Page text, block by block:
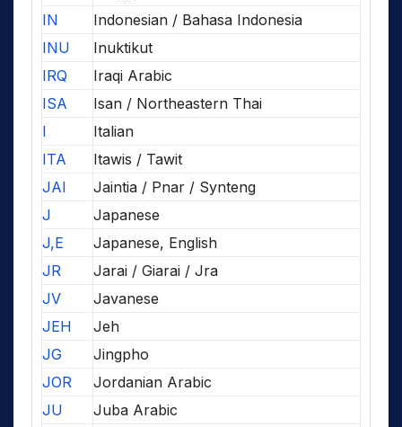
IN
Indonesian / Bahasa Indonesia
INU
Inuktikut
IRQ
Iraqi Arabic
ISA
Isan / Northeastern Thai
I
Italian
ITA
Itawis / Tawit
JAI
Jaintia / Pnar / Synteng
J
Japanese
J,E
Japanese, English
JR
Jarai / Giarai / Jra
JV
Javanese
JEH
Jeh
JG
Jingpho
JOR
Jordanian Arabic
JU
Juba Arabic